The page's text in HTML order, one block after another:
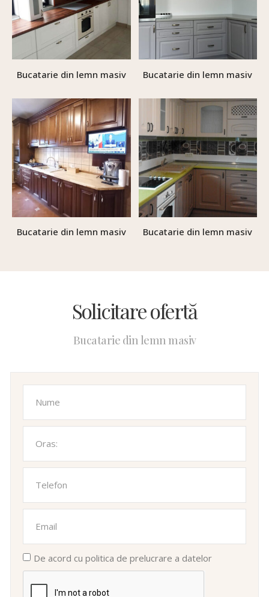
Bucatarie din lemn masiv Bucatarie din lemn masiv
Bucatarie din lemn masiv Bucatarie din lemn masiv
Solicitare ofertă
Bucatarie din lemn masiv
De acord cu politica de prelucrare a datelor